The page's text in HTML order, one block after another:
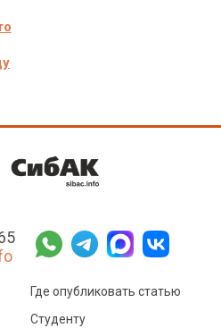
Где опубликовать статью
Студенту